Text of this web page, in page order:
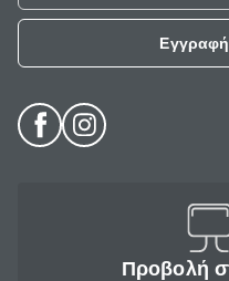
Εγγραφή
Προβολή